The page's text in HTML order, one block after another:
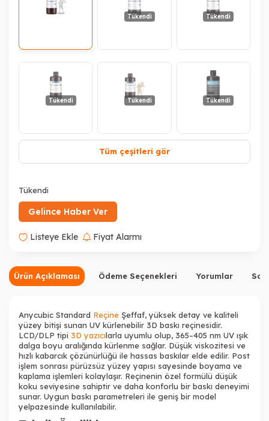
Tükendi Tükendi
Tükendi Tükendi Tükendi
Tükendi
Tükendi
Tüm çeşitleri gör
Tükendi
Gelince Haber Ver
Listeye Ekle Fiyat Alarmı
Ürün Açıklaması Ödeme Seçenekleri Yorumlar
Anycubic Standard Reçine Şeffaf, yüksek detay ve kaliteli
yüzey bitişi sunan UV kürlenebilir 3D baskı reçinesidir.
LCD/DLP tipi 3D yazıcılarla uyumlu olup, 365–405 nm UV ışık
dalga boyu aralığında kürlenme sağlar. Düşük viskozitesi ve
hızlı kabarcık çözünürlüğü ile hassas baskılar elde edilir. Post
işlem sonrası pürüzsüz yüzey yapısı sayesinde boyama ve
kaplama işlemleri kolaylaşır. Reçinenin özel formülü düşük
koku seviyesine sahiptir ve daha konforlu bir baskı deneyimi
sunar. Uygun baskı parametreleri ile geniş bir model
yelpazesinde kullanılabilir.